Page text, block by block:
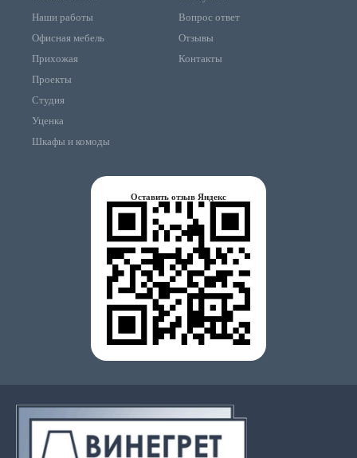
Наши работы
Офисная мебель
Прихожая
Проекты
Студия
Уценка
Шкафы и комоды
Вопрос ответ
Отзывы
Контакты
Оставить отзыв Яндекс